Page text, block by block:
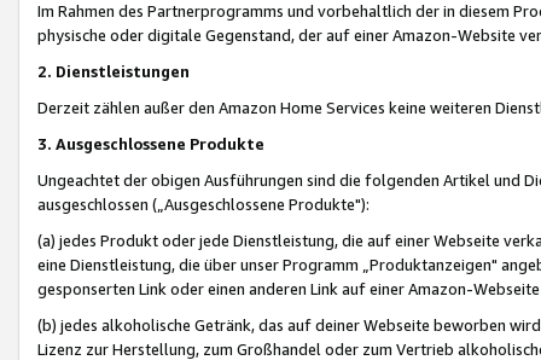
Im Rahmen des Partnerprogramms und vorbehaltlich der in diesem
physische oder digitale Gegenstand, der auf einer Amazon-Website
2. Dienstleistungen
Derzeit zählen außer den Amazon Home Services keine weiteren
3. Ausgeschlossene Produkte
Ungeachtet der obigen Ausführungen sind die folgenden Artikel und
ausgeschlossen („Ausgeschlossene Produkte"):
(a) jedes Produkt oder jede Dienstleistung, die auf einer Webseite
eine Dienstleistung, die über unser Programm „Produktanzeigen"
gesponserten Link oder einen anderen Link auf einer Amazon-
(b) jedes alkoholische Getränk, das auf deiner Webseite beworben
Lizenz zur Herstellung, zum Großhandel oder zum Vertrieb